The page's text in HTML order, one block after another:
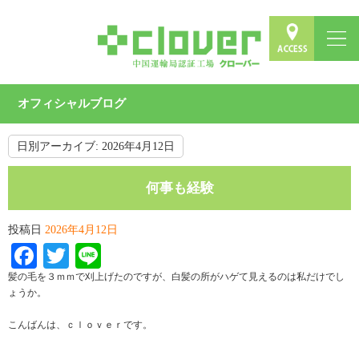
オフィシャルブログ
日別アーカイブ: 2026年4月12日
何事も経験
投稿日 2026年4月12日
Facebook
Twitter
髪の毛を３ｍｍで刈上げたのですが、白髪の所がハゲて見えるのは私だけでし
ょうか。
こんばんは、ｃｌｏｖｅｒです。